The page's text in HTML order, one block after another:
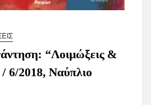
“Λοιμώξεις &
6/2018, Ναύπλιο